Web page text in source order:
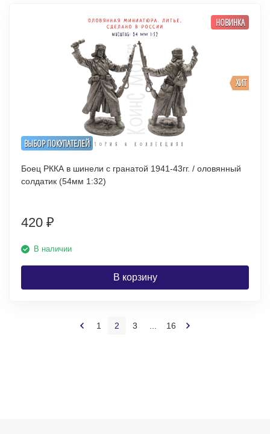
ВЫБОР ПОКУПАТЕЛЕЙ
ХИТ
НОВИНКА
Боец РККА в шинели с гранатой 1941-43гг. / оловянный
солдатик (54мм 1:32)
420 ₽
В наличии
В корзину
1 2 3 16